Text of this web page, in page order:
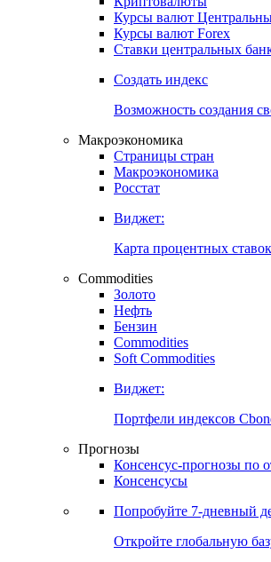
Курсы валют
Курсы валют Forex
Ставки центральных
Создать индекс
Возможность создания
Макроэкономика
Страницы стран
Макроэкономика
Росстат
Виджет:
Карта процентных ставок
Commodities
Золото
Нефть
Бензин
Commodities
Soft Commodities
Виджет:
Портфели индексов
Прогнозы
Консенсус-прогнозы по
Консенсусы
Попробуйте 7-дневный
Откройте глобальную